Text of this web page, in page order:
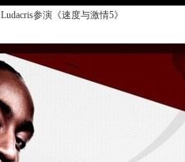
Ludacris参演《速度与激情5》